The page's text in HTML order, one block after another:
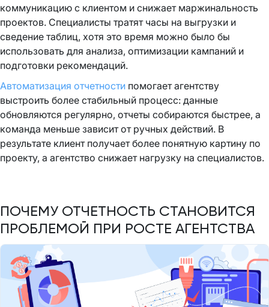
коммуникацию с клиентом и снижает маржинальность
проектов. Специалисты тратят часы на выгрузки и
сведение таблиц, хотя это время можно было бы
использовать для анализа, оптимизации кампаний и
подготовки рекомендаций.
Автоматизация отчетности помогает агентству
выстроить более стабильный процесс: данные
обновляются регулярно, отчеты собираются быстрее, а
команда меньше зависит от ручных действий. В
результате клиент получает более понятную картину по
проекту, а агентство снижает нагрузку на специалистов.
ПОЧЕМУ ОТЧЕТНОСТЬ СТАНОВИТСЯ
ПРОБЛЕМОЙ ПРИ РОСТЕ АГЕНТСТВА